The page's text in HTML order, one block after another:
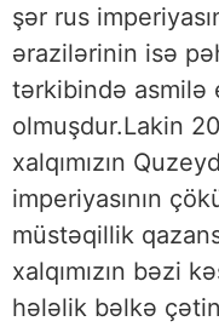
şər rus
ərazilərinin isə
tərkibində asmilə
olmuşdur.Lakin
xalqımızın
imperiyasının
müstəqillik
xalqımızın bəzi
hələlik bəlkə